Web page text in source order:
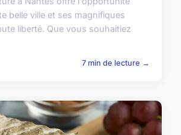
belle ville et ses magnifiques
liberté. Que vous souhaitiez
7 min de lecture →